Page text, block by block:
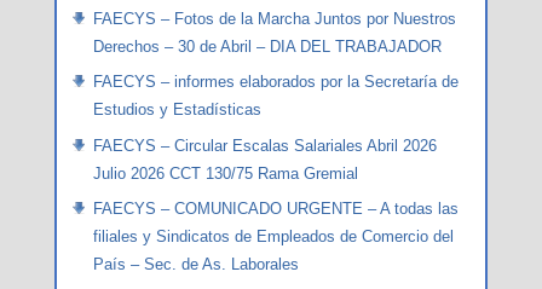
FAECYS – Fotos de la Marcha Juntos por Nuestros
Derechos – 30 de Abril – DIA DEL TRABAJADOR
FAECYS – informes elaborados por la Secretaría de
Estudios y Estadísticas
FAECYS – Circular Escalas Salariales Abril 2026
Julio 2026 CCT 130/75 Rama Gremial
FAECYS – COMUNICADO URGENTE – A todas las
filiales y Sindicatos de Empleados de Comercio del
País – Sec. de As. Laborales